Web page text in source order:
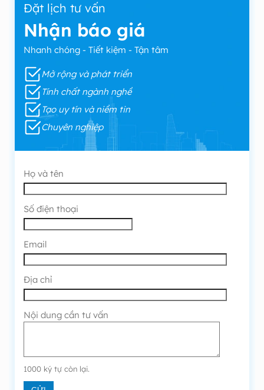
Đặt lịch tư vấn
Nhận báo giá
Nhanh chóng - Tiết kiệm - Tận tâm
Mở rộng và phát triển
Tính chất ngành nghề
Tạo uy tín và niềm tin
Chuyên nghiệp
Họ và tên
Số điện thoại
Email
Địa chỉ
Nội dung cần tư vấn
1000 ký tự còn lại.